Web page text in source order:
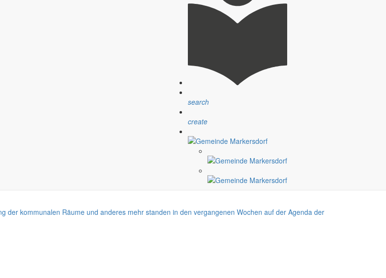
search
create
Markersdorf. Hauptthema waren die gemeinsamen Vorhaben im Jahr 2023.
der kommunalen Räume und anderes mehr standen in den vergangenen Wochen auf der Agenda der